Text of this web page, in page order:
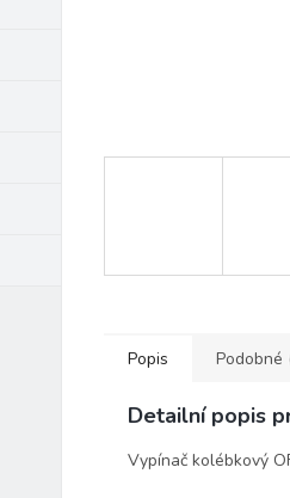
Popis Podobné
Detailní popis
Vypínač kolébkový